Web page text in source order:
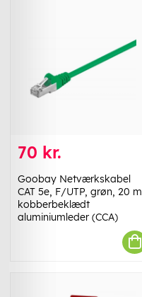
70 kr.
Goobay Netværkskabel
CAT 5e, F/UTP, grøn, 20 m
kobberbeklædt
aluminiumleder (CCA)